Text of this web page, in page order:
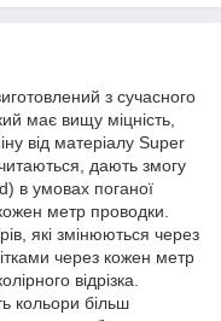
з сучасного
має вищу міцність,
від матеріалу Super
дають змогу
в умовах поганої
метр проводки.
які змінюються через
через кожен метр
відрізка.
кольори більш